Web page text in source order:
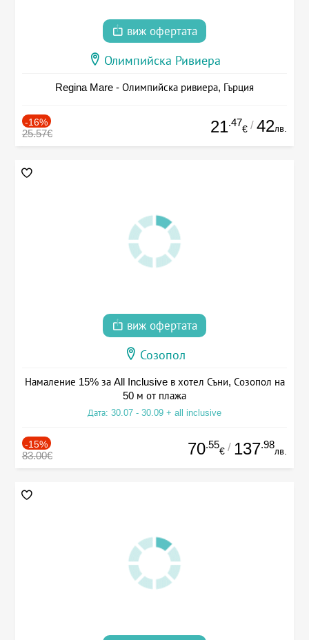
виж офертата
Олимпийска Ривиера
Regina Mare - Олимпийска ривиера, Гърция
-16%
25.57€ 21.47
€ / 42лв.
виж офертата
Созопол
Намаление 15% за All Inclusive в хотел Съни, Созопол на
50 м от плажа
Дата: 30.07 - 30.09 + all inclusive
-15%
83.00€ 70.55
€ / 137.98
лв.